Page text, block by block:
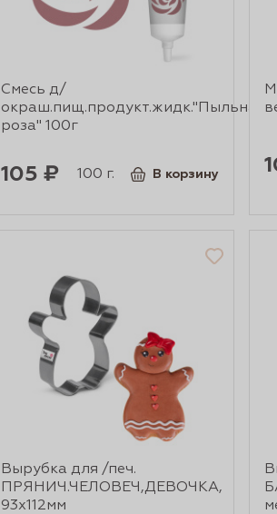
Смесь д/
окраш.пищ.продукт.жидк."Пыльная
роза" 100г
105 ₽ 100 г. В корзину
Вырубка для /печ.
ПРЯНИЧ.ЧЕЛОВЕЧ,ДЕВОЧКА,
93х112мм